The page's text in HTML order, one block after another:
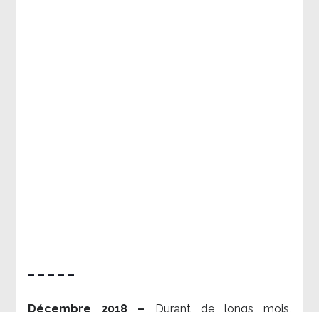
– – – – –
Décembre 2018 – Durant de longs mois,